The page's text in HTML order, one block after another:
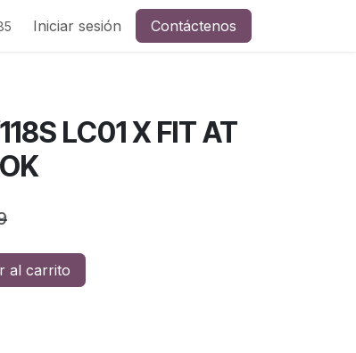
sociales
Iniciar sesión Contáctenos
LC01 X FIT AT
al carrito